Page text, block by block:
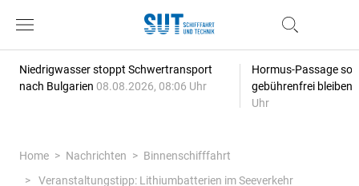
Niedrigwasser stoppt Schwertransport
nach Bulgarien 08.08.2026, 08:06 Uhr
Hormus-Passage
gebührenfrei bleiben
Uhr
Home Nachrichten
Binnenschifffahrt
Veranstaltungstipp: Lithiumbatterien im Seeverkehr